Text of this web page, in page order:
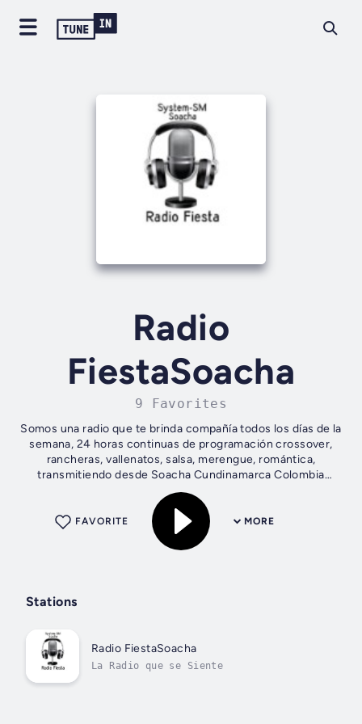
Radio
FiestaSoacha
9 Favorites
Somos una radio que te brinda compañía todos los días de la
semana, 24 horas continuas de programación crossover,
rancheras, vallenatos, salsa, merengue, romántica,
transmitiendo desde Soacha Cundinamarca Colombia
Somos una radio que te brinda...
MORE
FAVORITE
Stations
Radio FiestaSoacha
La Radio que se Siente